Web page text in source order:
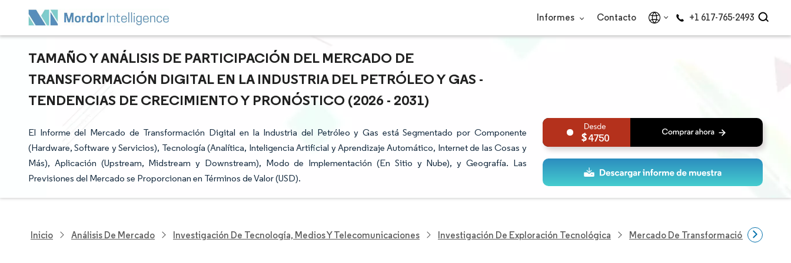
Informes Contacto +1 617-765-2493
TAMAÑO Y ANÁLISIS DE PARTICIPACIÓN DEL MERCADO DE
TRANSFORMACIÓN DIGITAL EN LA INDUSTRIA DEL PETRÓLEO Y GAS -
TENDENCIAS DE CRECIMIENTO Y PRONÓSTICO (2026 - 2031)
El Informe del Mercado de Transformación Digital en la Industria del Petróleo y Gas está Segmentado por Componente
(Hardware, Software y Servicios), Tecnología (Analítica, Inteligencia Artificial y Aprendizaje Automático, Internet de las Cosas y
Más), Aplicación (Upstream, Midstream y Downstream), Modo de Implementación (En Sitio y Nube), y Geografía. Las
Previsiones del Mercado se Proporcionan en Términos de Valor (USD).
4750
Inicio Análisis De Mercado Investigación De Tecnología, Medios Y Telecomunicaciones Investigación De Exploración Tecnológica Mercado De Transformación Digital